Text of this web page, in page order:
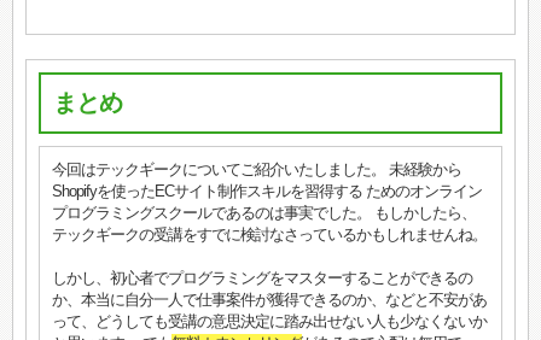
まとめ
今回はテックギークについてご紹介いたしました。 未経験から
Shopifyを使ったECサイト制作スキルを習得する ためのオンライン
プログラミングスクールであるのは事実でした。 もしかしたら、
テックギークの受講をすでに検討なさっているかもしれませんね。
しかし、初心者でプログラミングをマスターすることができるの
か、本当に自分一人で仕事案件が獲得できるのか、などと不安があ
って、どうしても受講の意思決定に踏み出せない人も少なくないか